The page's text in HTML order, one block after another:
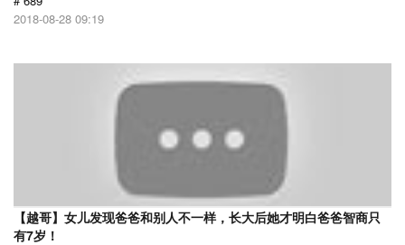
2018-08-28 09:19
【越哥】女儿发现爸爸和别人不一样，长大后她才明白爸爸智商只
有7岁！